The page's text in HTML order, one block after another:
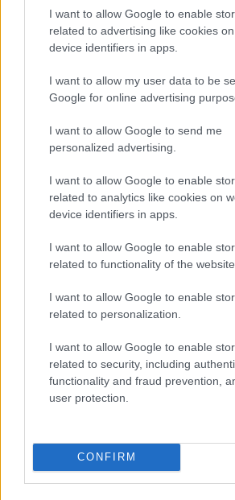
I want to allow Google to enable
related to advertising like cookies
device identifiers in apps.
I want to allow my user data to be
Google for online advertising
I want to allow Google to send me
personalized advertising.
I want to allow Google to enable
related to analytics like cookies on
device identifiers in apps.
I want to allow Google to enable
related to functionality of the
I want to allow Google to enable
related to personalization.
I want to allow Google to enable
related to security, including
functionality and fraud prevention,
user protection.
CONFIRM
NERD NEWS
The Echo Chamber: il nuovo film di
concorso a Venezia